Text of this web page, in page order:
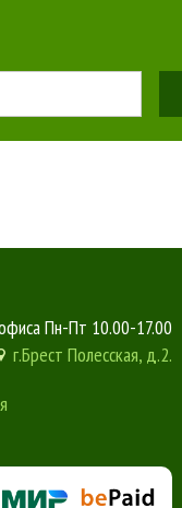
Пн-Пт 10.00-17.00
г.Брест Полесская, д.2.